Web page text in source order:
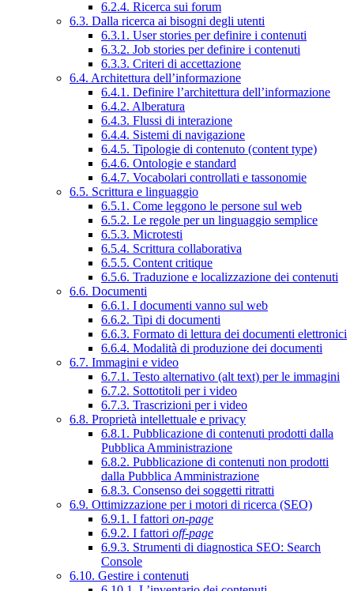
6.2.4. Ricerca sui forum
6.3. Dalla ricerca ai bisogni degli utenti
6.3.1. User stories per definire i contenuti
6.3.2. Job stories per definire i contenuti
6.3.3. Criteri di accettazione
6.4. Architettura dell’informazione
6.4.1. Definire l’architettura dell’informazione
6.4.2. Alberatura
6.4.3. Flussi di interazione
6.4.4. Sistemi di navigazione
6.4.5. Tipologie di contenuto (content type)
6.4.6. Ontologie e standard
6.4.7. Vocabolari controllati e tassonomie
6.5. Scrittura e linguaggio
6.5.1. Come leggono le persone sul web
6.5.2. Le regole per un linguaggio semplice
6.5.3. Microtesti
6.5.4. Scrittura collaborativa
6.5.5. Content critique
6.5.6. Traduzione e localizzazione dei contenuti
6.6. Documenti
6.6.1. I documenti vanno sul web
6.6.2. Tipi di documenti
6.6.3. Formato di lettura dei documenti elettronici
6.6.4. Modalità di produzione dei documenti
6.7. Immagini e video
6.7.1. Testo alternativo (alt text) per le immagini
6.7.2. Sottotitoli per i video
6.7.3. Trascrizioni per i video
6.8. Proprietà intellettuale e privacy
6.8.1. Pubblicazione di contenuti prodotti dalla
Pubblica Amministrazione
6.8.2. Pubblicazione di contenuti non prodotti
dalla Pubblica Amministrazione
6.8.3. Consenso dei soggetti ritratti
6.9. Ottimizzazione per i motori di ricerca (SEO)
6.9.1. I fattori on-page
6.9.2. I fattori off-page
6.9.3. Strumenti di diagnostica SEO: Search
Console
6.10. Gestire i contenuti